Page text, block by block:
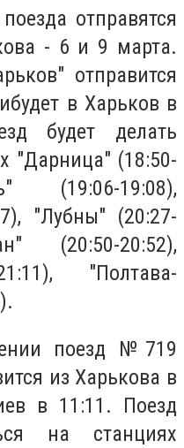
отправятся
- 6 и 9 марта.
отправится
в Харьков в
будет делать
"Дарница" (18:50-
(19:06-19:08),
"Лубны" (20:27-
(20:50-20:52),
"Полтава-
поезд №719
из Харькова в
в 11:11. Поезд
на станциях